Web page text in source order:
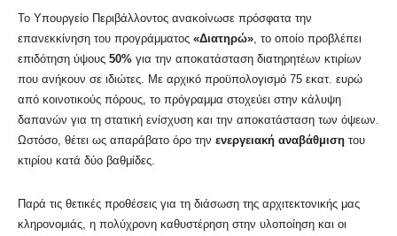
Το Υπουργείο Περιβάλλοντος ανακοίνωσε πρόσφατα την
επανεκκίνηση του προγράμματος «Διατηρώ» , το οποίο προβλέπει
επιδότηση ύψους 50% για την αποκατάσταση διατηρητέων κτιρίων
που ανήκουν σε ιδιώτες. Με αρχικό προϋπολογισμό 75 εκατ. ευρώ
από κοινοτικούς πόρους, το πρόγραμμα στοχεύει στην κάλυψη
δαπανών για τη στατική ενίσχυση και την αποκατάσταση των όψεων.
Ωστόσο, θέτει ως απαράβατο όρο την ενεργειακή αναβάθμιση του
κτιρίου κατά δύο βαθμίδες.
Παρά τις θετικές προθέσεις για τη διάσωση της αρχιτεκτονικής μας
κληρονομιάς, η πολύχρονη καθυστέρηση στην υλοποίηση και οι